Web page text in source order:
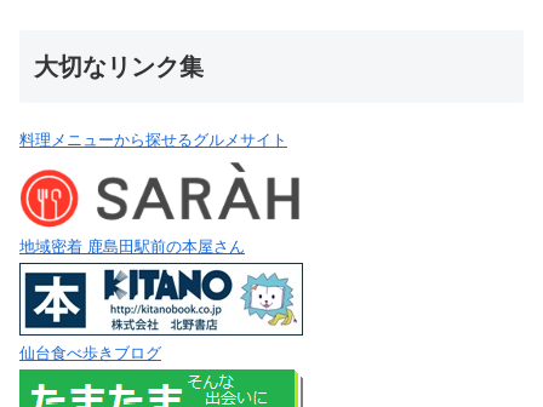
大切なリンク集
料理メニューから探せるグルメサイト
地域密着 鹿島田駅前の本屋さん
仙台食べ歩きブログ